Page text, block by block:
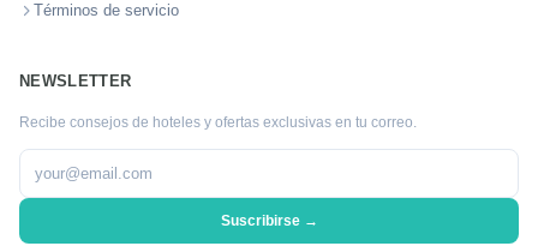
Términos de servicio
NEWSLETTER
Recibe consejos de hoteles y ofertas exclusivas en tu correo.
Suscribirse →